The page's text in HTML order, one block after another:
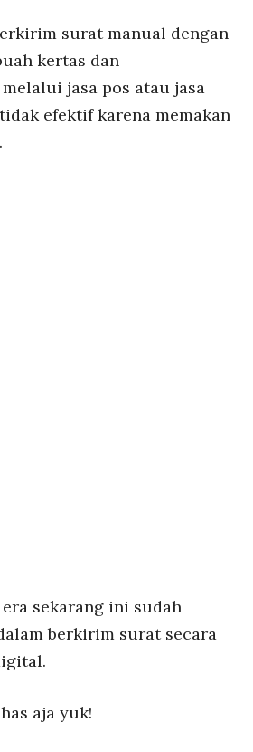
surat manual dengan
kertas dan
jasa pos atau jasa
efektif karena memakan
sekarang ini sudah
berkirim surat secara
aja yuk!